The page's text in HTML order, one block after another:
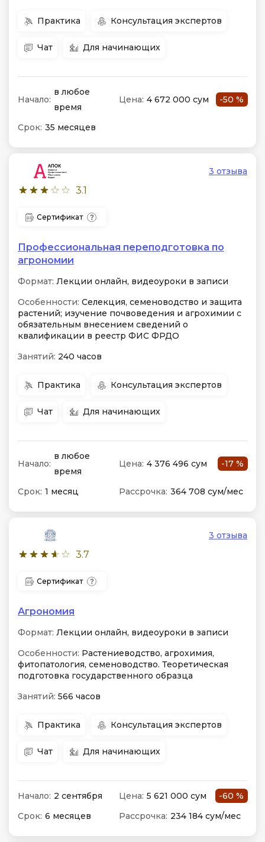
Практика Консультация экспертов
Чат Для начинающих
Начало:
в любое
время
Цена: 4 672 000 сум -50 %
Срок: 35 месяцев
3.1
3 отзыва
Сертификат
Профессиональная переподготовка по
агрономии
Формат: Лекции онлайн, видеоуроки в записи
Особенности: Селекция, семеноводство и защита
растений; изучение почвоведения и агрохимии с
обязательным внесением сведений о
квалификации в реестр ФИС ФРДО
Занятий: 240 часов
Практика Консультация экспертов
Чат Для начинающих
Начало:
в любое
время
Цена: 4 376 496 сум -17 %
Срок: 1 месяц Рассрочка: 364 708 сум/мес
3.7
3 отзыва
Сертификат
Агрономия
Формат: Лекции онлайн, видеоуроки в записи
Особенности: Растениеводство, агрохимия,
фитопатология, семеноводство. Теоретическая
подготовка государственного образца
Занятий: 566 часов
Практика Консультация экспертов
Чат Для начинающих
Начало: 2 сентября Цена: 5 621 000 сум
-60 %
Срок: 6 месяцев Рассрочка: 234 184 сум/мес